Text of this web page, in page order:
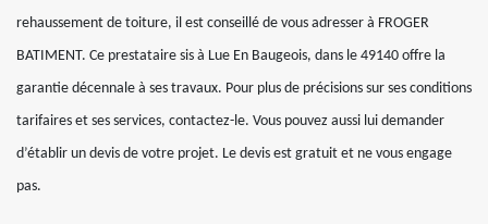
rehaussement de toiture, il est conseillé de vous adresser à FROGER
BATIMENT. Ce prestataire sis à Lue En Baugeois, dans le 49140 offre la
garantie décennale à ses travaux. Pour plus de précisions sur ses conditions
tarifaires et ses services, contactez-le. Vous pouvez aussi lui demander
d’établir un devis de votre projet. Le devis est gratuit et ne vous engage
pas.